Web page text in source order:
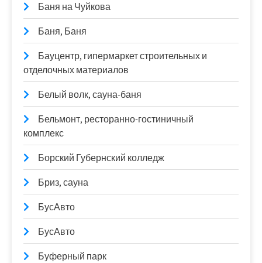
Баня на Чуйкова
Баня, Баня
Бауцентр, гипермаркет строительных и
отделочных материалов
Белый волк, сауна-баня
Бельмонт, ресторанно-гостиничный
комплекс
Борский Губернский колледж
Бриз, сауна
БусАвто
БусАвто
Буферный парк